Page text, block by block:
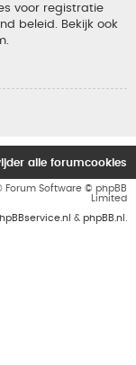
voor registratie
beleid. Bekijk ook
alle forumcookies
Forum Software © phpBB
Limited
& phpBB.nl .